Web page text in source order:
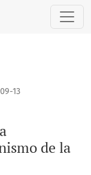
del
de la
13